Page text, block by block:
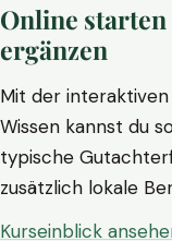
Online starten
ergänzen
Mit der
Wissen kannst du
typische
zusätzlich lokale
Kurseinblick